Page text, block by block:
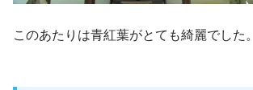
このあたりは青紅葉がとても綺麗でした。